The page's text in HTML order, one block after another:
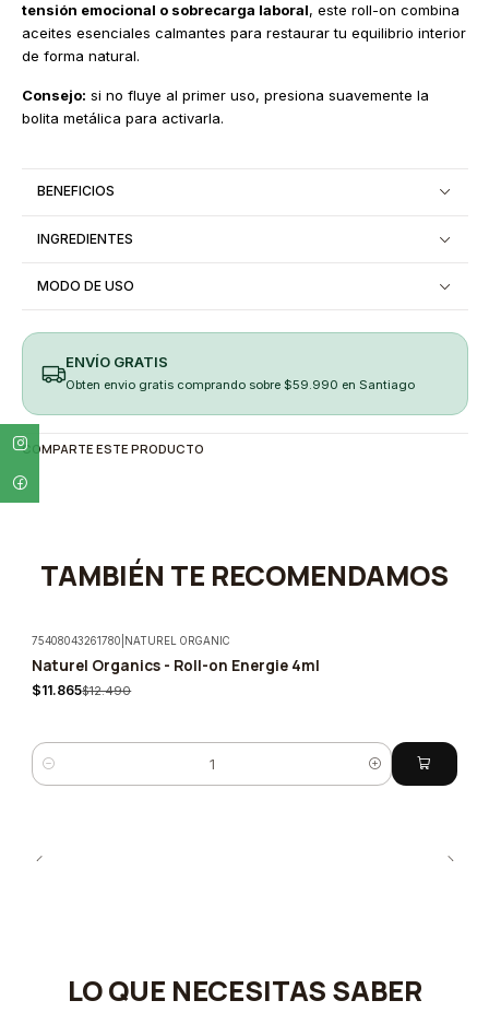
tensión emocional o sobrecarga laboral, este roll-on combina
aceites esenciales calmantes para restaurar tu equilibrio interior
de forma natural.
Consejo: si no fluye al primer uso, presiona suavemente la
bolita metálica para activarla.
BENEFICIOS
INGREDIENTES
MODO DE USO
ENVÍO GRATIS
Obten envio gratis comprando sobre $59.990 en Santiago
COMPARTE ESTE PRODUCTO
TAMBIÉN TE RECOMENDAMOS
-5%
75408043261780 NATUREL ORGANIC
Naturel Organics - Roll-on Energie 4ml
$11.865$12.490
Cantidad
LO QUE NECESITAS SABER